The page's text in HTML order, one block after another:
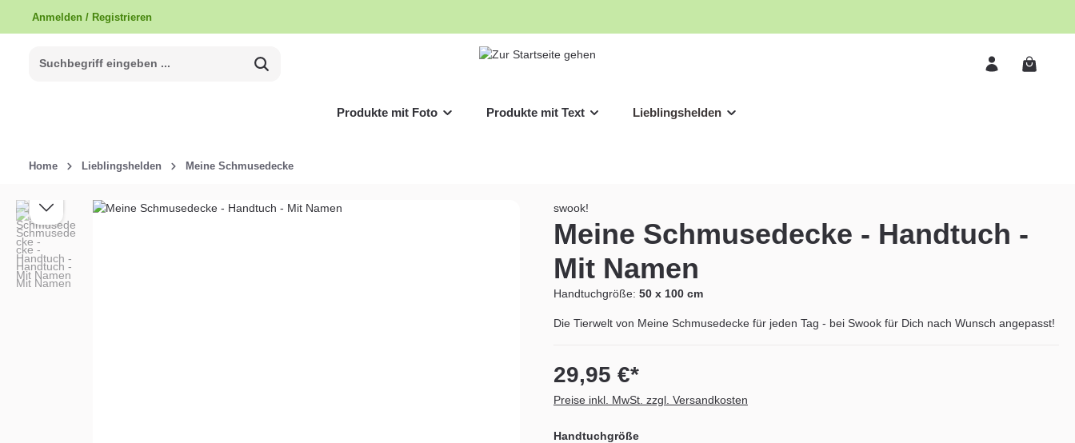
springen
Produkte mit Foto Produkte mit Text Lieblingshelden
Home Lieblingshelden Meine Schmusedecke
swook!
Meine Schmusedecke - Handtuch -
Mit Namen
Handtuchgröße: 50 x 100 cm
Die Tierwelt von Meine Schmusedecke für jeden Tag - bei Swook für Dich nach Wunsch angepasst!
29,95 €*
Preise inkl. MwSt. zzgl. Versandkosten
Handtuchgröße